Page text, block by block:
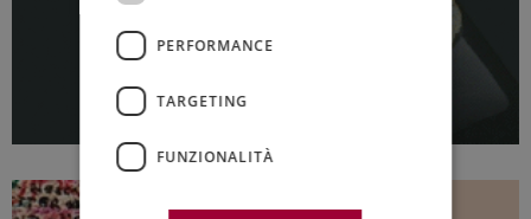
PERFORMANCE
TARGETING
FUNZIONALITÀ